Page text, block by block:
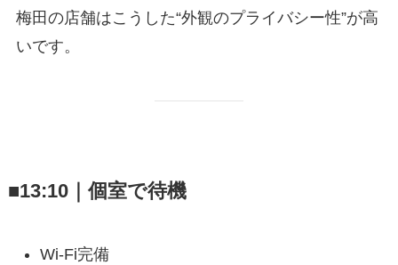
梅田の店舗はこうした“外観のプライバシー性”が高
いです。
■13:10｜個室で待機
Wi-Fi完備